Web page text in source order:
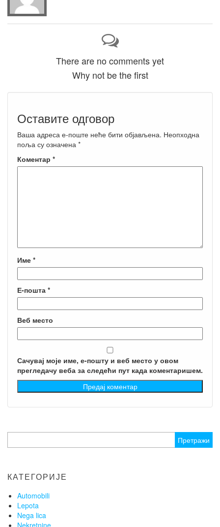
There are no comments yet
Why not be the first
Оставите одговор
Ваша адреса е-поште неће бити објављена. Неопходна
поља су означена *
Коментар *
Име *
Е-пошта *
Веб место
Сачувај моје име, е-пошту и веб место у овом
прегледачу веба за следећи пут када коментаришем.
за:
КАТЕГОРИЈЕ
Automobili
Lepota
Nega lica
Nekretnine